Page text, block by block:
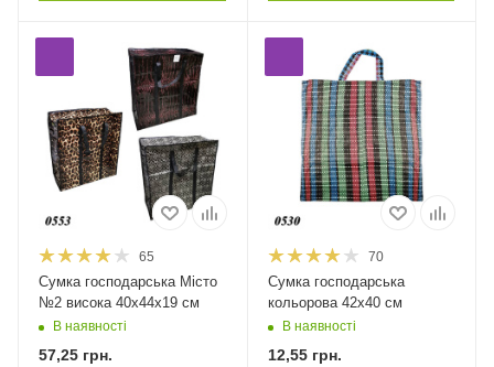
65
Сумка господарська Місто
№2 висока 40х44х19 см
В наявності
57,25 грн.
70
Сумка господарська
кольорова 42х40 см
В наявності
12,55грн.